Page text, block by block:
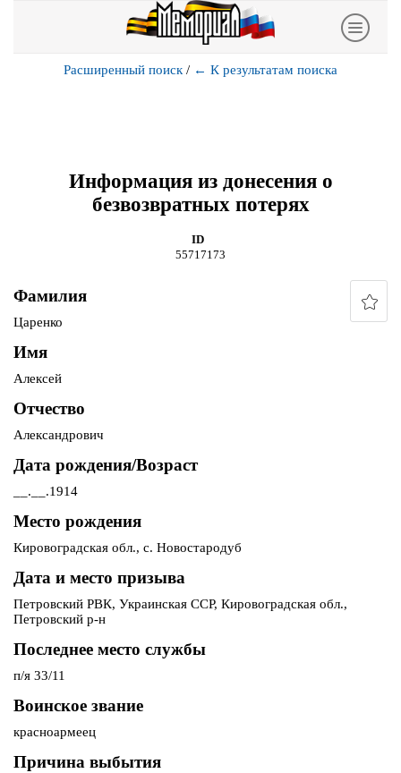
Расширенный поиск / ← К результатам поиска
Информация из донесения о
безвозвратных потерях
ID
55717173
Фамилия
Царенко
Имя
Алексей
Отчество
Александрович
Дата рождения/Возраст
__.__.1914
Место рождения
Кировоградская обл., с. Новостародуб
Дата и место призыва
Петровский РВК, Украинская ССР, Кировоградская обл.,
Петровский р-н
Последнее место службы
п/я 33/11
Воинское звание
красноармеец
Причина выбытия